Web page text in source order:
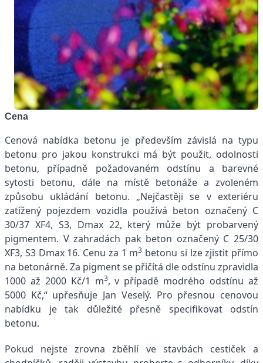
Cena
Cenová nabídka betonu je především závislá na typu
betonu pro jakou konstrukci má být použit, odolnosti
betonu, případně požadovaném odstínu a barevné
sytosti betonu, dále na místě betonáže a zvoleném
způsobu ukládání betonu. „Nejčastěji se v exteriéru
zatížený pojezdem vozidla používá beton označený C
30/37 XF4, S3, Dmax 22, který může být probarvený
pigmentem. V zahradách pak beton označený C 25/30
XF3, S3 Dmax 16. Cenu za 1 m3 betonu si lze zjistit přímo
na betonárně. Za pigment se přičítá dle odstínu zpravidla
1000 až 2000 Kč/1 m3, v případě modrého odstínu až
5000 Kč,“ upřesňuje Jan Veselý. Pro přesnou cenovou
nabídku je tak důležité přesně specifikovat odstín
betonu.
Pokud nejste zrovna zběhlí ve stavbách cestiček a